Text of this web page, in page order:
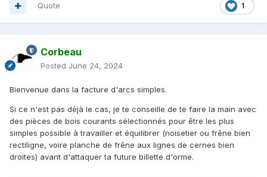
1
Quote
Corbeau
Posted June 24, 2024
Bienvenue dans la facture d'arcs simples.
Si ce n'est pas déjà le cas, je te conseille de te faire la main avec
des pièces de bois courants sélectionnés pour être les plus
simples possible à travailler et équilibrer (noisetier ou frêne bien
rectiligne, voire planche de frêne aux lignes de cernes bien
droites) avant d'attaquer ta future billette d'orme.